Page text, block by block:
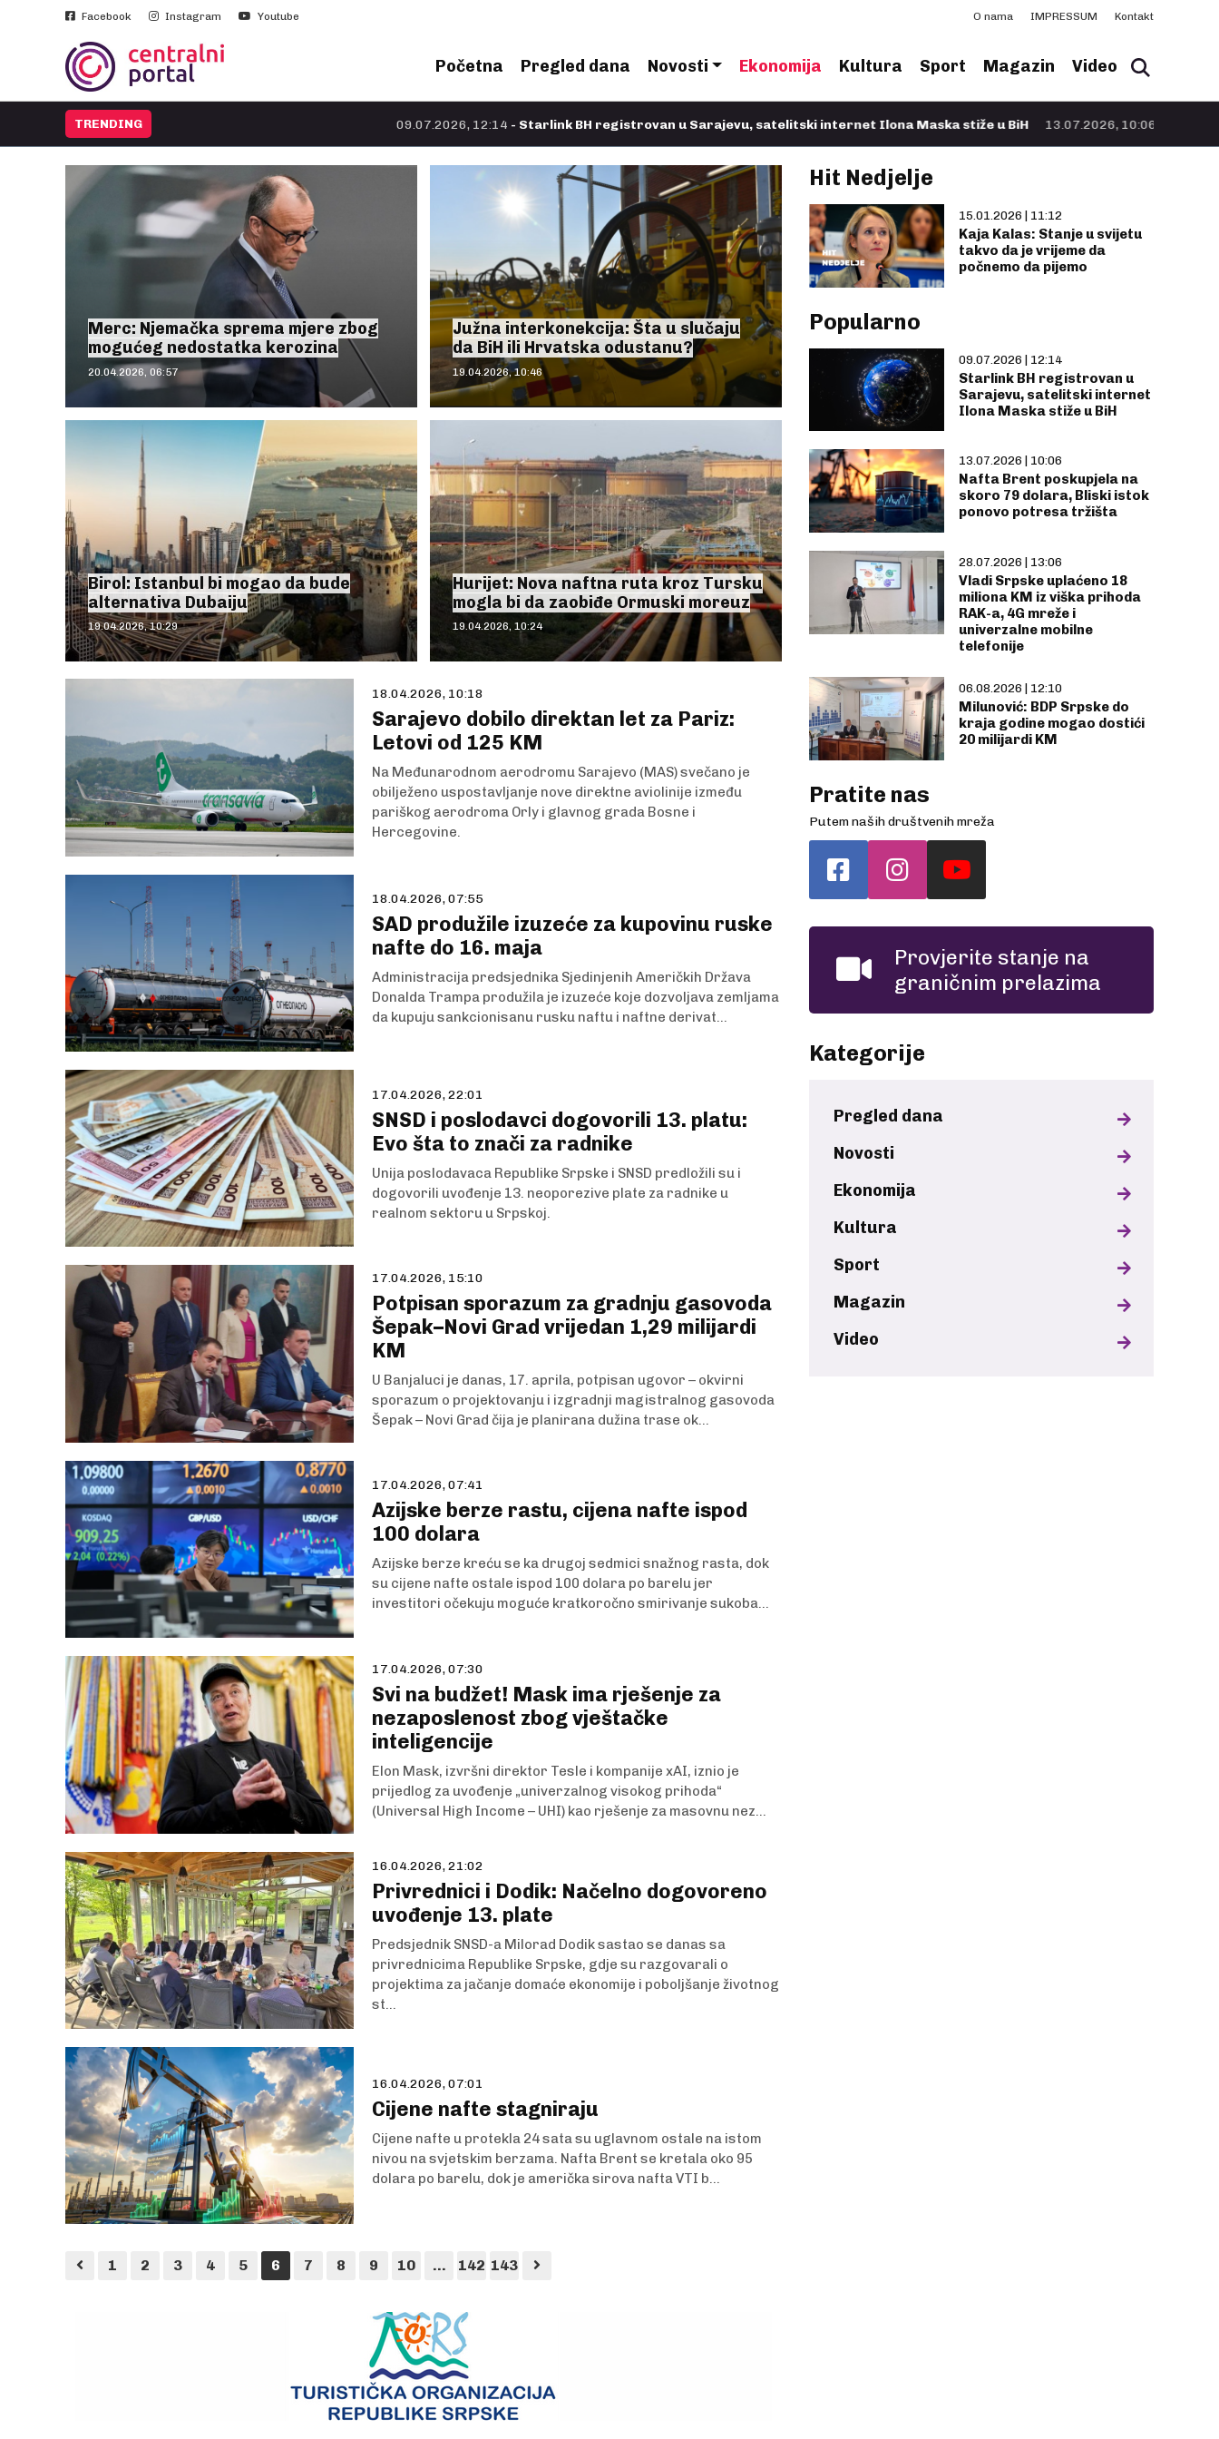
Facebook Instagram Youtube O nama IMPRESSUM Kontakt
Početna Pregled dana Novosti Ekonomija Kultura Sport Magazin Video
TRENDING 09.07.2026, 12:14- Starlink BH registrovan u Sarajevu, satelitski internet Ilona Maska stiže u BiH 13.07.2026, 10:06- Nafta Brent
Merc: Njemačka sprema mjere zbog
mogućeg nedostatka kerozina
20.04.2026, 06:57
Južna interkonekcija: Šta u slučaju
da BiH ili Hrvatska odustanu?
19.04.2026, 10:46
Birol: Istanbul bi mogao da bude
alternativa Dubaiju
19.04.2026, 10:29
Hurijet: Nova naftna ruta kroz Tursku
mogla bi da zaobiđe Ormuski moreuz
19.04.2026, 10:24
18.04.2026, 10:18
Sarajevo dobilo direktan let za Pariz:
Letovi od 125 KM
Na Međunarodnom aerodromu Sarajevo (MAS) svečano je
obilježeno uspostavljanje nove direktne aviolinije između
pariškog aerodroma Orly i glavnog grada Bosne i
Hercegovine.
18.04.2026, 07:55
SAD produžile izuzeće za kupovinu ruske
nafte do 16. maja
Administracija predsjednika Sjedinjenih Američkih Država
Donalda Trampa produžila je izuzeće koje dozvoljava zemljama
da kupuju sankcionisanu rusku naftu i naftne derivat...
17.04.2026, 22:01
SNSD i poslodavci dogovorili 13. platu:
Evo šta to znači za radnike
Unija poslodavaca Republike Srpske i SNSD predložili su i
dogovorili uvođenje 13. neoporezive plate za radnike u
realnom sektoru u Srpskoj.
17.04.2026, 15:10
Potpisan sporazum za gradnju gasovoda
Šepak–Novi Grad vrijedan 1,29 milijardi
KM
U Banjaluci je danas, 17. aprila, potpisan ugovor – okvirni
sporazum o projektovanju i izgradnji magistralnog gasovoda
Šepak – Novi Grad čija je planirana dužina trase ok...
17.04.2026, 07:41
Azijske berze rastu, cijena nafte ispod
100 dolara
Azijske berze kreću se ka drugoj sedmici snažnog rasta, dok
su cijene nafte ostale ispod 100 dolara po barelu jer
investitori očekuju moguće kratkoročno smirivanje sukoba...
17.04.2026, 07:30
Svi na budžet! Mask ima rješenje za
nezaposlenost zbog vještačke
inteligencije
Elon Mask, izvršni direktor Tesle i kompanije xAI, iznio je
prijedlog za uvođenje „univerzalnog visokog prihoda“
(Universal High Income – UHI) kao rješenje za masovnu nez...
16.04.2026, 21:02
Privrednici i Dodik: Načelno dogovoreno
uvođenje 13. plate
Predsjednik SNSD-a Milorad Dodik sastao se danas sa
privrednicima Republike Srpske, gdje su razgovarali o
projektima za jačanje domaće ekonomije i poboljšanje životnog
st...
16.04.2026, 07:01
Cijene nafte stagniraju
Cijene nafte u protekla 24 sata su uglavnom ostale na istom
nivou na svjetskim berzama. Nafta Brent se kretala oko 95
dolara po barelu, dok je američka sirova nafta VTI b...
1 2 3 4 5 6 7 8 9 10 ... 142 143
Hit Nedjelje
15.01.2026 | 11:12
Kaja Kalas: Stanje u svijetu
takvo da je vrijeme da
počnemo da pijemo
Popularno
09.07.2026 | 12:14
Starlink BH registrovan u
Sarajevu, satelitski internet
Ilona Maska stiže u BiH
13.07.2026 | 10:06
Nafta Brent poskupjela na
skoro 79 dolara, Bliski istok
ponovo potresa tržišta
28.07.2026 | 13:06
Vladi Srpske uplaćeno 18
miliona KM iz viška prihoda
RAK-a, 4G mreže i
univerzalne mobilne
telefonije
06.08.2026 | 12:10
Milunović: BDP Srpske do
kraja godine mogao dostići
20 milijardi KM
Pratite nas
Putem naših društvenih mreža
Provjerite stanje na
graničnim prelazima
Kategorije
Pregled dana
Novosti
Ekonomija
Kultura
Sport
Magazin
Video